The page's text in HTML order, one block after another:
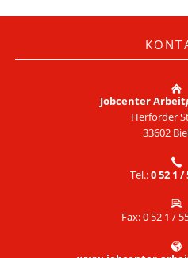
Jobcenter Arbeit
Herforder
33602
Tel.:0 52 1 /
Fax: 0 52 1 /